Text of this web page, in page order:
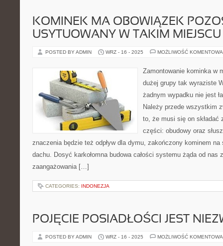
KOMINEK MA OBOWIĄZEK
USYTUOWANY W TAKIM MIEJSCU
POSTED BY ADMIN WRZ - 16 - 2025 MOŻLIWOŚĆ
Zamontowanie kominka w
dużej grupy tak wyraziste
żadnym wypadku nie jest
Należy przede wszystkim
to, że musi się on składać
części: obudowy oraz
znaczenia będzie też odpływ dla dymu, zakończony kominem
dachu. Dosyć karkołomna budowa całości systemu żąda od nas
zaangażowania […]
CATEGORIES: INDONEZJA
POJĘCIE POSIADŁOŚCI JEST
POSTED BY ADMIN WRZ - 16 - 2025 MOŻLIWOŚĆ